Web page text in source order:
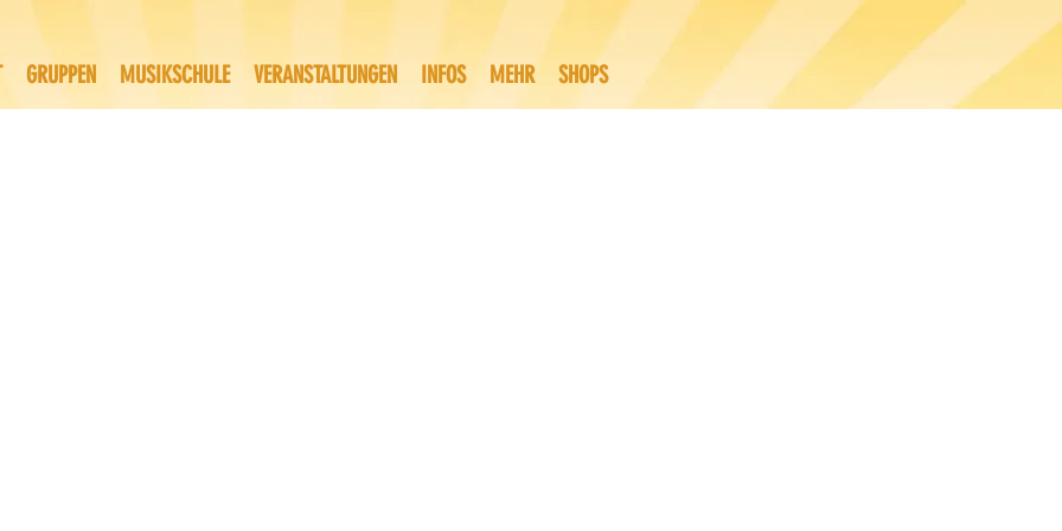
GRUPPEN MUSIKSCHULE VERANSTALTUNGEN INFOS MEHR SHOPS